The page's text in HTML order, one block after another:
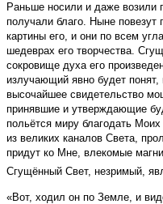
Раньше носили и даже во­зили
получали благо. Ныне
картины его, и они по всем
шедеврах его творчества.
сокровище духа его
излучающий явно будет понят,
высочайшее свидетельство
принявшие и утверждающие
польётся миру благодать
из великих каналов Света,
придут ко Мне, влекомые
Сгущённый Свет, незримый,
«Вот, ходил он по Земле, и